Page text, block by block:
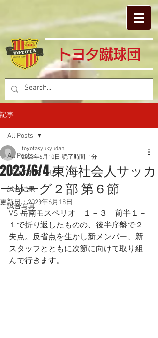
​トヨタ蹴球団
記事
All Posts
試合のお知らせ
試合結果
試合写真
All Posts
2023/6/4 東海社会人サッカ
ーリーグ２部 第６節
toyotasyukyudan
2023年6月10日 読了時間: 1分
更新日：2023年6月18日
VS 岳南モスペリオ　１－３　前半１－
１で折り返したものの、後半序盤で２
失点。反省点を生かし新メンバー、新
スタッフとともに次節に向けて取り組
んで行きます。